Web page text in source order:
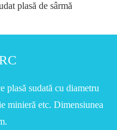
plasă de sârmă
plasă sudată cu diametru
minieră etc. Dimensiunea